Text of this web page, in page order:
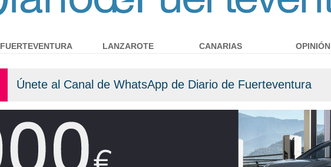
Únete al Canal de WhatsApp de Diario de Fuerteventura
FUERTEVENTURA LANZAROTE CANARIAS OPINIÓN